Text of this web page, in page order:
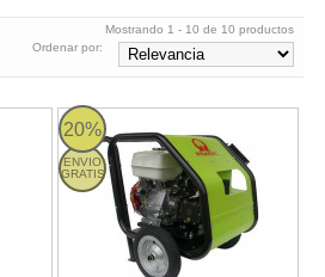
Mostrando 1 - 10 de 10 productos
Ordenar por:
20%
ENVIO
GRATIS
Pramac PW240 -